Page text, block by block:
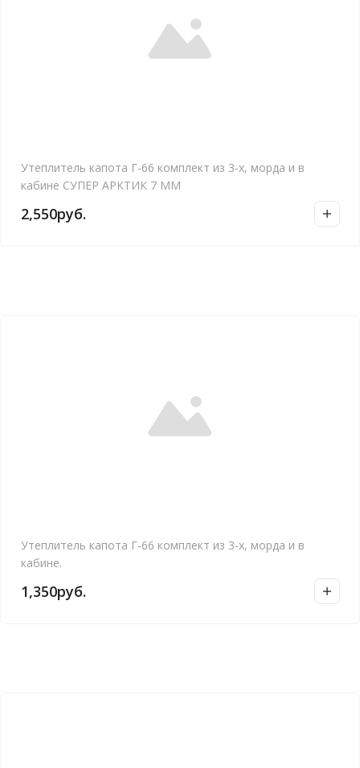
Утеплитель капота Г-66 комплект из 3-х, морда и в
кабине СУПЕР АРКТИК 7 ММ
2,550руб.
Утеплитель капота Г-66 комплект из 3-х, морда и в
кабине.
1,350руб.